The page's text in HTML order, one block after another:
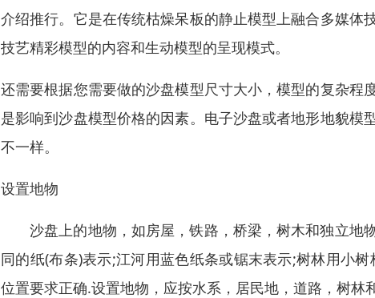
介绍推行。它是在传统枯燥呆板的静止模型上融合多媒
技艺精彩模型的内容和生动模型的呈现模式。
还需要根据您需要做的沙盘模型尺寸大小，模型的复杂
是影响到沙盘模型价格的因素。电子沙盘或者地形地貌
不一样。
设置地物
沙盘上的地物，如房屋，铁路，桥梁，树木和独立地
同的纸(布条)表示;江河用蓝色纸条或锯末表示;树林用小
位置要求正确.设置地物，应按水系，居民地，道路，树